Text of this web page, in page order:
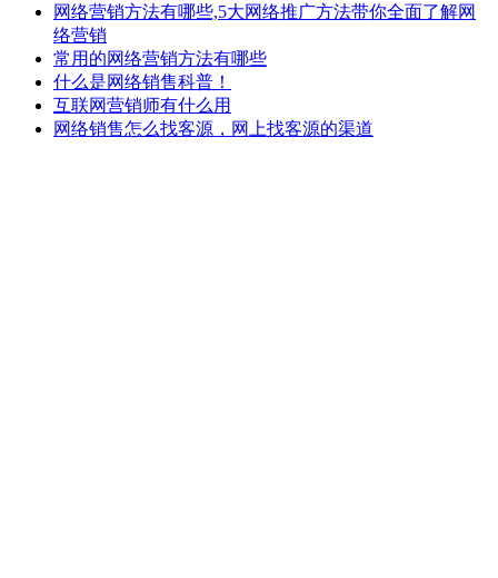
网络营销方法有哪些,5大网络推广方法带你全面了解网
络营销
常用的网络营销方法有哪些
什么是网络销售科普！
互联网营销师有什么用
网络销售怎么找客源，网上找客源的渠道